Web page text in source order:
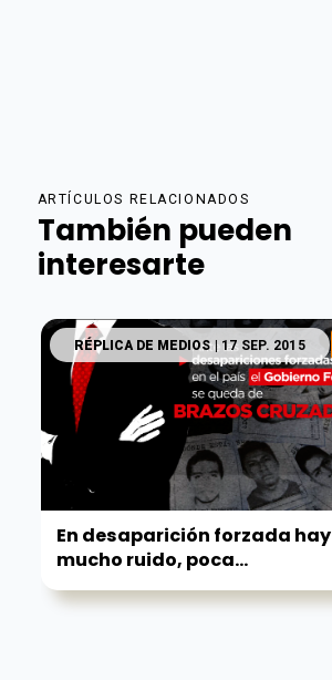
ARTÍCULOS RELACIONADOS
También pueden
interesarte
RÉPLICA DE MEDIOS| 17 SEP. 2015
En desaparición forzada hay
mucho ruido, poca...